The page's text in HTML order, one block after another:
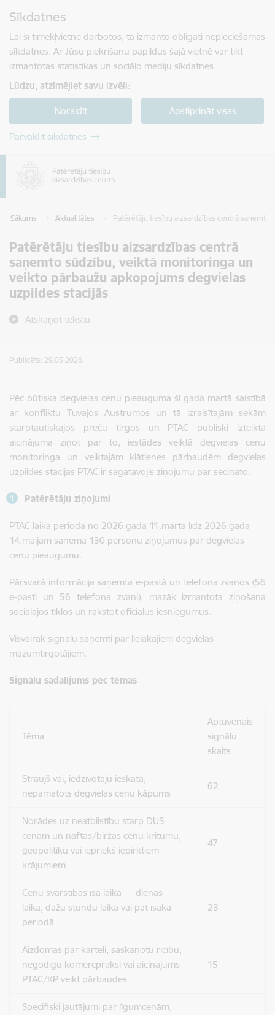
Sīkdatnes
Lai šī tīmekļvietne darbotos, tā izmanto obligāti nepieciešamās
sīkdatnes. Ar Jūsu piekrišanu papildus šajā vietnē var tikt
izmantotas statistikas un sociālo mediju sīkdatnes.
Lūdzu, atzīmējiet savu izvēli:
Noraidīt Apstiprināt visas
Pārvaldīt sīkdatnes
Sākums Aktualitātes Patērētāju tiesību aizsardzības centrā
Patērētāju tiesību aizsardzības centrā
saņemto sūdzību, veiktā monitoringa un
veikto pārbaužu apkopojums degvielas
uzpildes stacijās
Atskaņot tekstu
Publicēts: 29.05.2026.
Pēc būtiska degvielas cenu pieauguma šī gada martā saistībā
ar konfliktu Tuvajos Austrumos un tā izraisītajām sekām
starptautiskajos preču tirgos un PTAC publiski izteiktā
aicinājuma ziņot par to, iestādes veiktā degvielas cenu
monitoringa un veiktajām klātienes pārbaudēm degvielas
uzpildes stacijās PTAC ir sagatavojis ziņojumu par secināto.
Patērētāju ziņojumi
PTAC laika periodā no 2026.gada 11.marta līdz 2026.gada
14.maijam saņēma 130 personu ziņojumus par degvielas
cenu pieaugumu.
Pārsvarā informācija saņemta e-pastā un telefona zvanos (56
e-pasti un 56 telefona zvani), mazāk izmantota ziņošana
sociālajos tīklos un rakstot oficiālus iesniegumus.
Visvairāk signālu saņemti par lielākajiem degvielas
mazumtirgotājiem.
Signālu sadalījums pēc tēmas
Tēma
Aptuvenais
signālu
skaits
Straujš vai, iedzīvotāju ieskatā,
nepamatots degvielas cenu kāpums
62
Norādes uz neatbilstību starp DUS
cenām un naftas/biržas cenu kritumu,
ģeopolitiku vai iepriekš iepirktiem
krājumiem
47
Cenu svārstības īsā laikā — dienas
laikā, dažu stundu laikā vai pat īsākā
periodā
23
Aizdomas par karteli, saskaņotu rīcību,
negodīgu komercpraksi vai aicinājums
PTAC/KP veikt pārbaudes
15
Specifiski jautājumi par līgumcenām,